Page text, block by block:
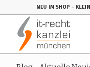
NEU IM SHOP -